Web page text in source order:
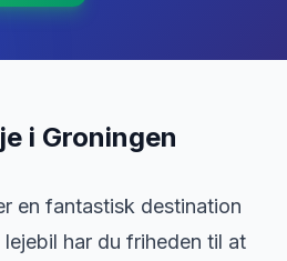
i Groningen
en fantastisk destination
har du friheden til at